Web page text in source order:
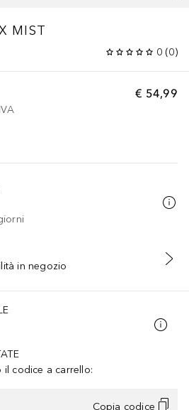
MIST
0 (0)
€ 54,99
AL CARRELLO
in negozio
il codice a carrello:
Copia codice